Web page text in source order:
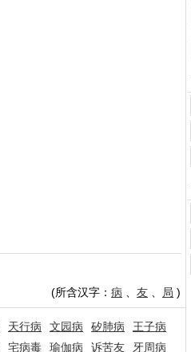
(所含汉字： 病 友 局 )
天行病 文园病 矽肺病
王子病
宅病毒 瑜伽病 诉苦友
牙周病